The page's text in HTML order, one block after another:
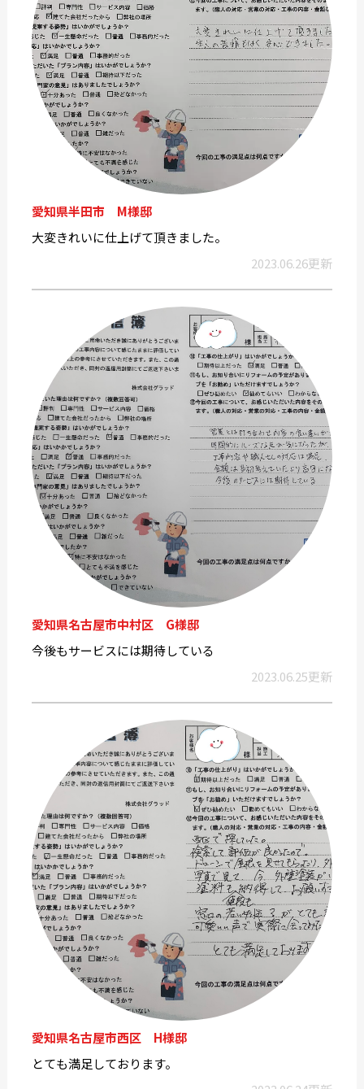
愛知県半田市 M様邸
大変きれいに仕上げて頂きました。
2023.06.26更新
愛知県名古屋市中村区 G様邸
今後もサービスには期待している
2023.06.25更新
愛知県名古屋市西区 H様邸
とても満足しております。